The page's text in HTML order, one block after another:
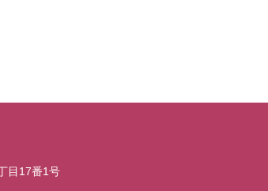
目17番1号